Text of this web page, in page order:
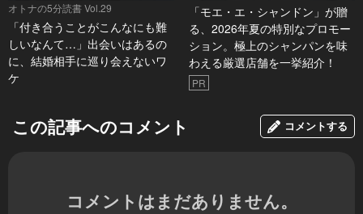
オトナの5分読書 Vol.29
「付き合うことがこんなにも難
しいなんて…」出会いはあるの
に、結婚相手に巡り会えないワ
ケ
「モエ・エ・シャンドン」が贈
る、2026年夏の特別なプロモー
ション。極上のシャンパンを味
わえる厳選店舗を一挙紹介！
PR
この記事へのコメント コメントする
コメントはまだありません。